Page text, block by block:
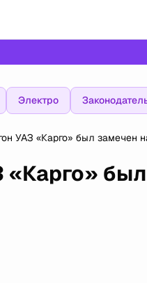
Электро
УАЗ «Карго» был замечен